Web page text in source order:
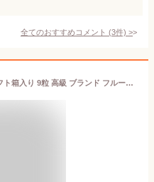
全てのおすすめコメント (3件) >
いちご スカイベリー 極撰苺 ギフト箱入り 9粒 高級 ブランド フルーツ ギフト 新日本農業 栃木産 苺 果物 【北海道・沖縄・離島 お届け不可】